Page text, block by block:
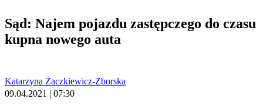
Sąd: Najem pojazdu zastępczego do czasu
kupna nowego auta
Katarzyna Żaczkiewicz-Zborska
09.04.2021 | 07:30